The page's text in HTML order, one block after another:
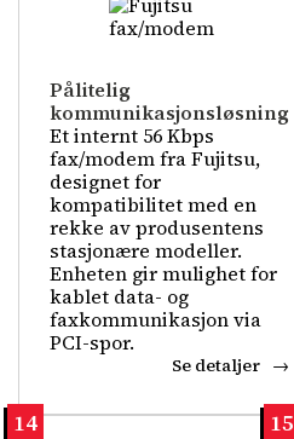
Pålitelig
kommunikasjonsløsning
Et internt 56 Kbps
fax/modem fra Fujitsu,
designet for
kompatibilitet med en
rekke av produsentens
stasjonære modeller.
Enheten gir mulighet for
kablet data- og
faxkommunikasjon via
PCI-spor.
Se detaljer
14 15